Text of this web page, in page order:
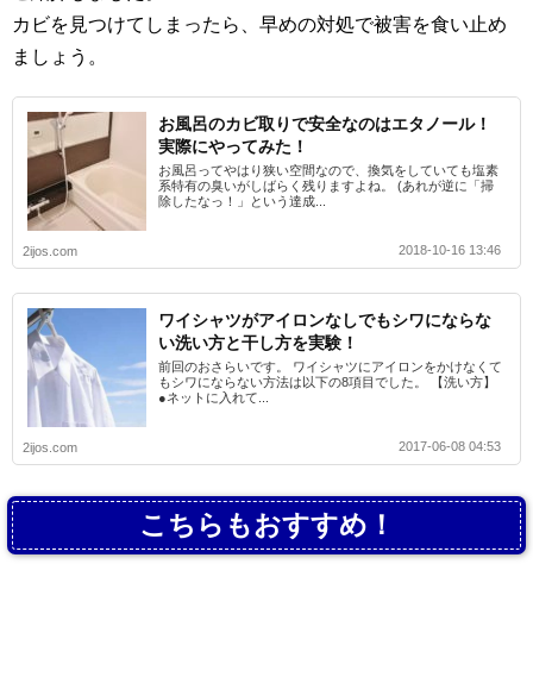
カビを見つけてしまったら、早めの対処で被害を食い止め
ましょう。
お風呂のカビ取りで安全なのはエタノール！
実際にやってみた！
お風呂ってやはり狭い空間なので、換気をしていても塩素
系特有の臭いがしばらく残りますよね。 (あれが逆に「掃
除したなっ！」という達成...
2ijos.com 2018-10-16 13:46
ワイシャツがアイロンなしでもシワにならな
い洗い方と干し方を実験！
前回のおさらいです。 ワイシャツにアイロンをかけなくて
もシワにならない方法は以下の8項目でした。 【洗い方】
●ネットに入れて...
2ijos.com 2017-06-08 04:53
こちらもおすすめ！